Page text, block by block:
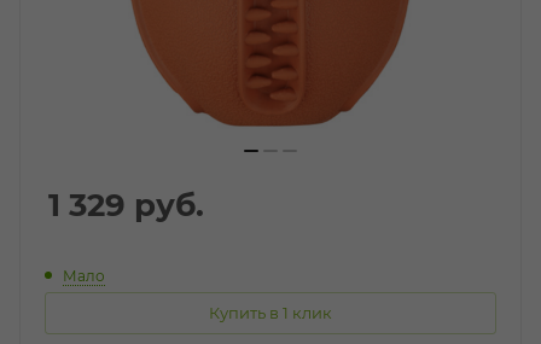
1 329 руб.
Мало
Купить в 1 клик